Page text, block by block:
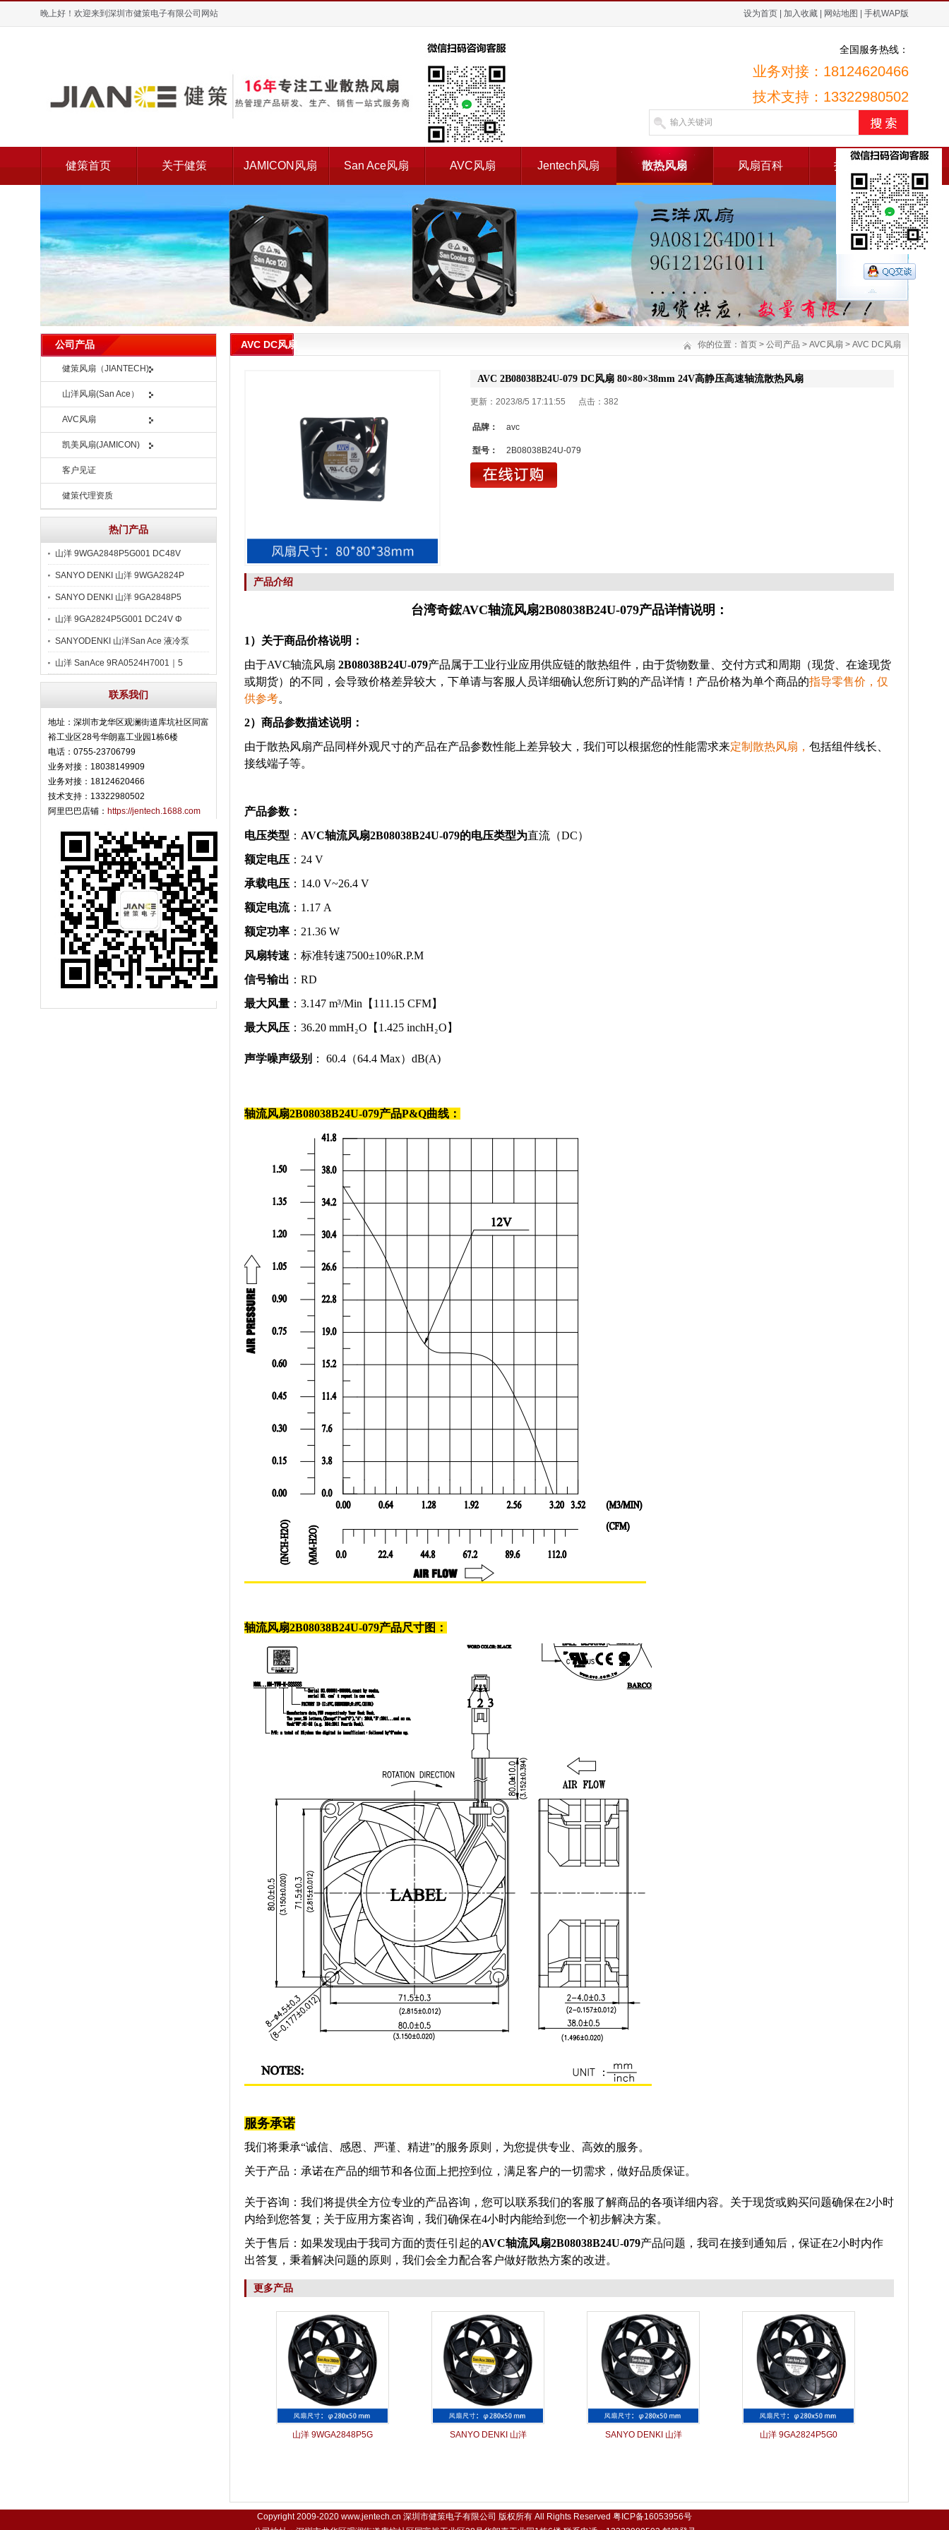
晚上好！欢迎来到深圳市健策电子有限公司网站 设为首页 加入收藏 网站地图 手机WAP版
全国服务热线：
业务对接：18124620466
技术支持：13322980502
健策首页 关于健策 JAMICON风扇 San Ace风扇 AVC风扇 Jentech风扇 散热风扇 风扇百科 招贤纳士
1
公司产品
健策风扇（JIANTECH)
山洋风扇(San Ace）
AVC风扇
凯美风扇(JAMICON)
客户见证
健策代理资质
热门产品
山洋 9WGA2848P5G001 DC48V
SANYO DENKI 山洋 9WGA2824P
SANYO DENKI 山洋 9GA2848P5
山洋 9GA2824P5G001 DC24V Φ
SANYODENKI 山洋San Ace 液冷泵
山洋 SanAce 9RA0524H7001｜5
联系我们
地址：深圳市龙华区观澜街道库坑社区同富
裕工业区28号华朗嘉工业园1栋6楼
电话：0755-23706799
业务对接：18038149909
业务对接：18124620466
技术支持：13322980502
阿里巴巴店铺： https://jentech.1688.com
AVC DC风扇 你的位置： 首页 > 公司产品 > AVC风扇 > AVC DC风扇
AVC 2B08038B24U-079 DC风扇 80×80×38mm 24V高静压高速轴流散热风扇
更新：2023/8/5 17:11:55 点击： 382
品牌： avc
型号： 2B08038B24U-079
产品介绍
台湾奇鋐AVC轴流风扇2B08038B24U-079产品详情说明：
1）关于商品价格说明：
由于AVC轴流风扇 2B08038B24U-079产品属于工业行业应用供应链的散热组件，由于货物数量、交付方式和周期（现货、在途现货
或期货）的不同，会导致价格差异较大，下单请与客服人员详细确认您所订购的产品详情！产品价格为单个商品的指导零售价，仅
供参考。
2）商品参数描述说明：
由于散热风扇产品同样外观尺寸的产品在产品参数性能上差异较大，我们可以根据您的性能需求来定制散热风扇， 包括组件线长、
接线端子等。
产品参数：
电压类型 ： AVC轴流风扇2B08038B24U-079的电压类型为直流（DC）
额定电压 ：24 V
承载电压 ：14.0 V~26.4 V
额定电流：1.17 A
额定功率 ：21.36 W
风扇转速 ：标准转速7500±10%R.P.M
信号输出 ：RD
最大风量 ：3.147 m³/Min【111.15 CFM】
最大风压 ：36.20 mmH₂O【1.425 inchH₂O】
声学噪声级别 ： 60.4（64.4 Max）dB(A)
轴流风扇2B08038B24U-079产品P&Q曲线：
轴流风扇2B08038B24U-079产品尺寸图：
服务承诺
我们将秉承“诚信、感恩、严谨、精进”的服务原则，为您提供专业、高效的服务。
关于产品：承诺在产品的细节和各位面上把控到位，满足客户的一切需求，做好品质保证。
关于咨询：我们将提供全方位专业的产品咨询，您可以联系我们的客服了解商品的各项详细内容。关于现货或购买问题确保在2小时
内给到您答复；关于应用方案咨询，我们确保在4小时内能给到您一个初步解决方案。
关于售后：如果发现由于我司方面的责任引起的AVC轴流风扇2B08038B24U-079产品问题，我司在接到通知后，保证在2小时内作
出答复，秉着解决问题的原则，我们会全力配合客户做好散热方案的改进。
更多产品
山洋 9WGA2848P5G SANYO DENKI 山洋 SANYO DENKI 山洋 山洋 9GA2824P5G0
Copyright 2009-2020 www.jentech.cn 深圳市健策电子有限公司 版权所有 All Rights Reserved 粤ICP备16053956号